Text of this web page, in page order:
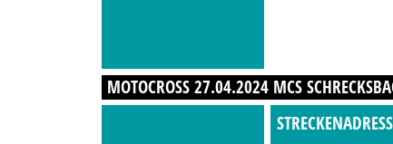
MOTOCROSS 27.04.2024 MCS